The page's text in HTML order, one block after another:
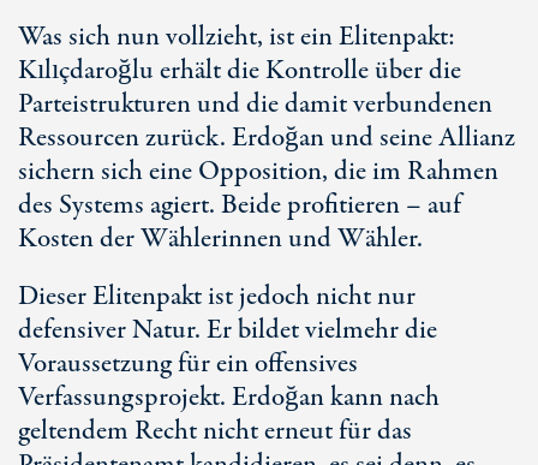
Was sich nun vollzieht, ist ein Elitenpakt:
Kılıçdaroğlu erhält die Kontrolle über die
Parteistrukturen und die damit verbundenen
Ressourcen zurück. Erdoğan und seine Allianz
sichern sich eine Opposition, die im Rahmen
des Systems agiert. Beide profitieren – auf
Kosten der Wählerinnen und Wähler.
Dieser Elitenpakt ist jedoch nicht nur
defensiver Natur. Er bildet vielmehr die
Voraussetzung für ein offensives
Verfassungsprojekt. Erdoğan kann nach
geltendem Recht nicht erneut für das